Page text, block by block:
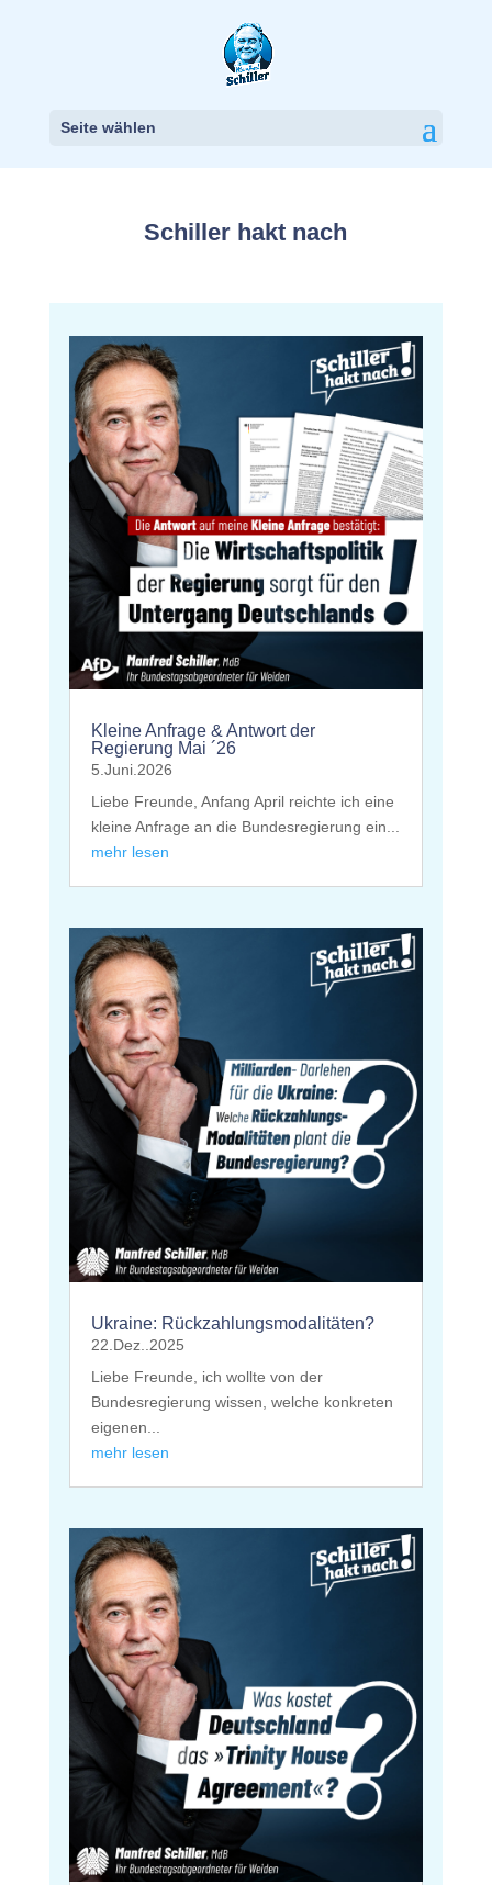
Seite wählen
Schiller hakt nach
Kleine Anfrage & Antwort der
Regierung Mai ´26
5.Juni.2026
Liebe Freunde, Anfang April reichte ich eine
kleine Anfrage an die Bundesregierung ein...
mehr lesen
Ukraine: Rückzahlungsmodalitäten?
22.Dez..2025
Liebe Freunde, ich wollte von der
Bundesregierung wissen, welche konkreten
eigenen...
mehr lesen